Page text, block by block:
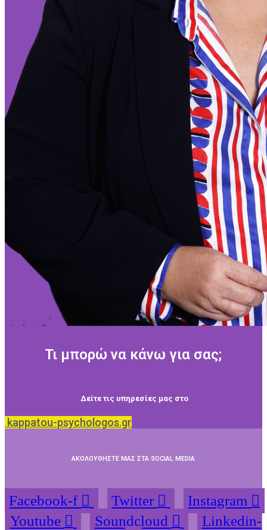
Τι μπορώ να κάνω για σας;
Δείτε τις υπηρεσίες μας στο
kappatou-psychologos.gr
ΑΚΟΛΟΥΘΗΣΤΕ ΜΑΣ ΣΤΑ SOCIAL MEDIA
Facebook-f Twitter
Instagram
Youtube
Soundcloud Linkedin-